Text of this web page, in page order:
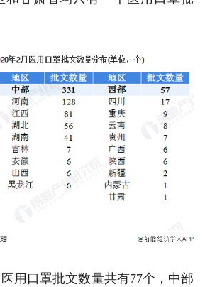
用口罩批文数量共有77个，中部